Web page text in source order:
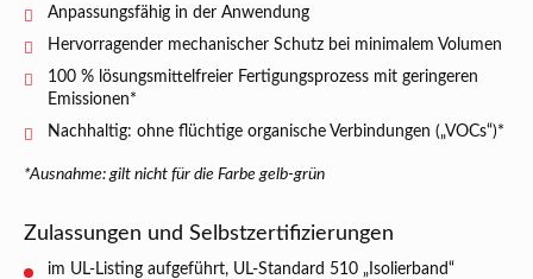
Anpassungsfähig in der Anwendung
Hervorragender mechanischer Schutz bei minimalem Volumen
100 % lösungsmittelfreier Fertigungsprozess mit geringeren
Emissionen*
Nachhaltig: ohne flüchtige organische Verbindungen („VOCs“)*
*Ausnahme: gilt nicht für die Farbe gelb-grün
Zulassungen und Selbstzertifizierungen
im UL-Listing aufgeführt, UL-Standard 510 „Isolierband“